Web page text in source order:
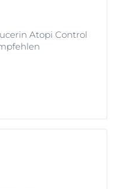
Atopi Control